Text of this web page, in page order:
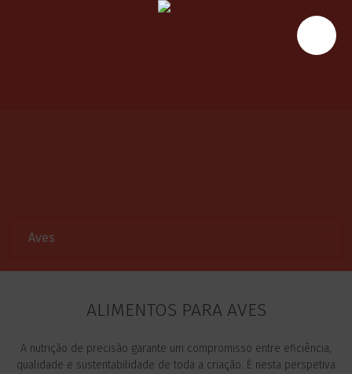
ALIMENTOS PARA AVES
A nutrição de precisão garante um compromisso entre eficiência,
qualidade e sustentabilidade de toda a criação. É nesta perspetiva